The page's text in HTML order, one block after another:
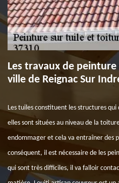
Les travaux de
ville de Reignac Sur
Les tuiles constituent les structures
elles sont situées au niveau de la
endommager et cela va entraîner des
conséquent, il est nécessaire de les
qui sont très difficiles, il va falloir